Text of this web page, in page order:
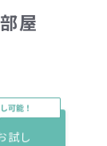
屋
試し